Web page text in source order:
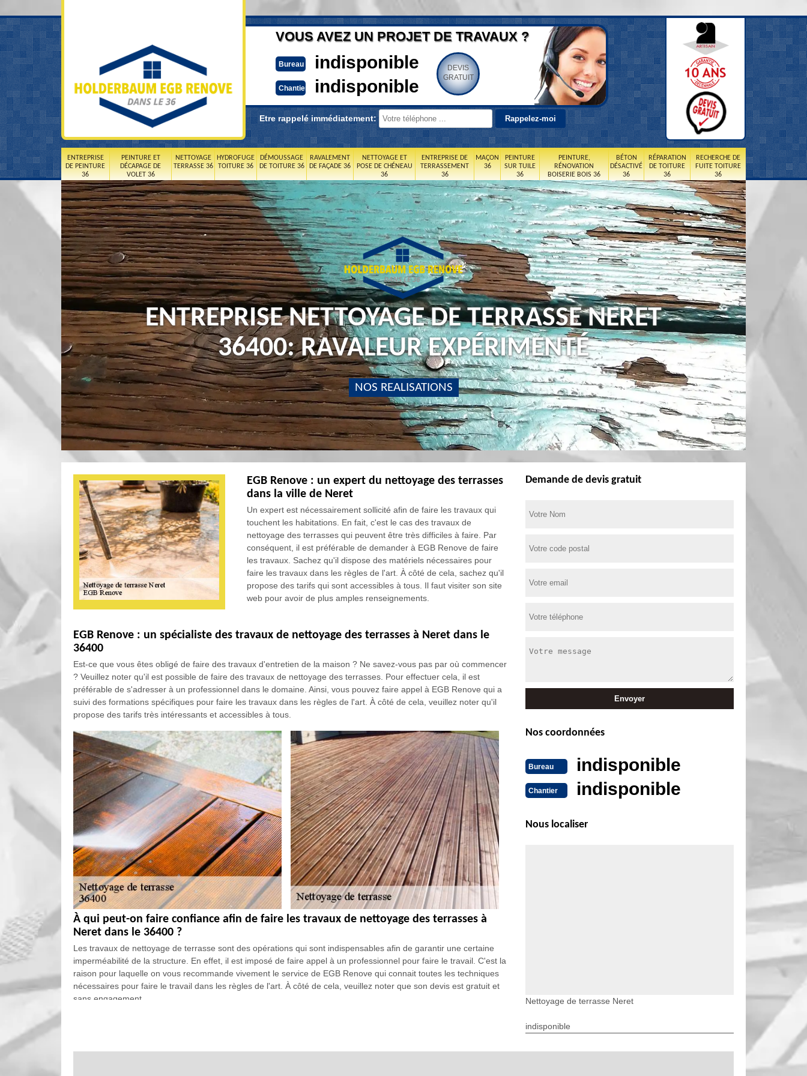
VOUS AVEZ UN PROJET DE TRAVAUX ?
Bureau indisponible
Chantier indisponible
DEVIS
GRATUIT
Etre rappelé immédiatement:
ENTREPRISE
DE PEINTURE
36
PEINTURE ET
DÉCAPAGE DE
VOLET 36
NETTOYAGE
TERRASSE 36
HYDROFUGE
TOITURE 36
DÉMOUSSAGE
DE TOITURE 36
RAVALEMENT
DE FAÇADE 36
NETTOYAGE ET
POSE DE CHÉNEAU
36
ENTREPRISE DE
TERRASSEMENT
36
MAÇON
36
PEINTURE
SUR TUILE
36
PEINTURE,
RÉNOVATION
BOISERIE BOIS 36
BÉTON
DÉSACTIVÉ
36
RÉPARATION
DE TOITURE
36
RECHERCHE DE
FUITE TOITURE
36
ENTREPRISE NETTOYAGE DE TERRASSE NERET
36400: RAVALEUR EXPÉRIMENTÉ
NOS REALISATIONS
EGB Renove : un expert du nettoyage des terrasses
dans la ville de Neret
Un expert est nécessairement sollicité afin de faire les travaux qui
touchent les habitations. En fait, c'est le cas des travaux de
nettoyage des terrasses qui peuvent être très difficiles à faire. Par
conséquent, il est préférable de demander à EGB Renove de faire
les travaux. Sachez qu'il dispose des matériels nécessaires pour
faire les travaux dans les règles de l'art. À côté de cela, sachez qu'il
propose des tarifs qui sont accessibles à tous. Il faut visiter son site
web pour avoir de plus amples renseignements.
EGB Renove : un spécialiste des travaux de nettoyage des terrasses à Neret dans le
36400
Est-ce que vous êtes obligé de faire des travaux d'entretien de la maison ? Ne savez-vous pas par où commencer
? Veuillez noter qu'il est possible de faire des travaux de nettoyage des terrasses. Pour effectuer cela, il est
préférable de s'adresser à un professionnel dans le domaine. Ainsi, vous pouvez faire appel à EGB Renove qui a
suivi des formations spécifiques pour faire les travaux dans les règles de l'art. À côté de cela, veuillez noter qu'il
propose des tarifs très intéressants et accessibles à tous.
À qui peut-on faire confiance afin de faire les travaux de nettoyage des terrasses à
Neret dans le 36400 ?
Les travaux de nettoyage de terrasse sont des opérations qui sont indispensables afin de garantir une certaine
imperméabilité de la structure. En effet, il est imposé de faire appel à un professionnel pour faire le travail. C'est la
raison pour laquelle on vous recommande vivement le service de EGB Renove qui connait toutes les techniques
nécessaires pour faire le travail dans les règles de l'art. À côté de cela, veuillez noter que son devis est gratuit et
sans engagement.
structures. Pour effectuer les travaux, il est indispensable de faire appel à un professionnel. De ce fait, il est
Demande de devis gratuit
Nos coordonnées
Bureau indisponible
Chantier indisponible
Nous localiser
Nettoyage de terrasse Neret
indisponible